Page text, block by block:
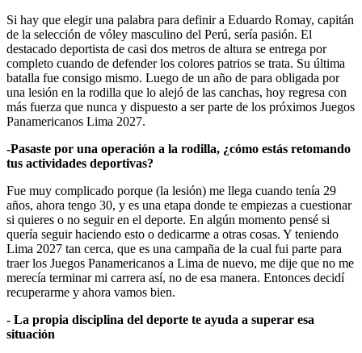
Si hay que elegir una palabra para definir a Eduardo Romay, capitán
de la selección de vóley masculino del Perú, sería pasión. El
destacado deportista de casi dos metros de altura se entrega por
completo cuando de defender los colores patrios se trata. Su última
batalla fue consigo mismo. Luego de un año de para obligada por
una lesión en la rodilla que lo alejó de las canchas, hoy regresa con
más fuerza que nunca y dispuesto a ser parte de los próximos Juegos
Panamericanos Lima 2027.
-Pasaste por una operación a la rodilla, ¿cómo estás retomando
tus actividades deportivas?
Fue muy complicado porque (la lesión) me llega cuando tenía 29
años, ahora tengo 30, y es una etapa donde te empiezas a cuestionar
si quieres o no seguir en el deporte. En algún momento pensé si
quería seguir haciendo esto o dedicarme a otras cosas. Y teniendo
Lima 2027 tan cerca, que es una campaña de la cual fui parte para
traer los Juegos Panamericanos a Lima de nuevo, me dije que no me
merecía terminar mi carrera así, no de esa manera. Entonces decidí
recuperarme y ahora vamos bien.
- La propia disciplina del deporte te ayuda a superar esa
situación